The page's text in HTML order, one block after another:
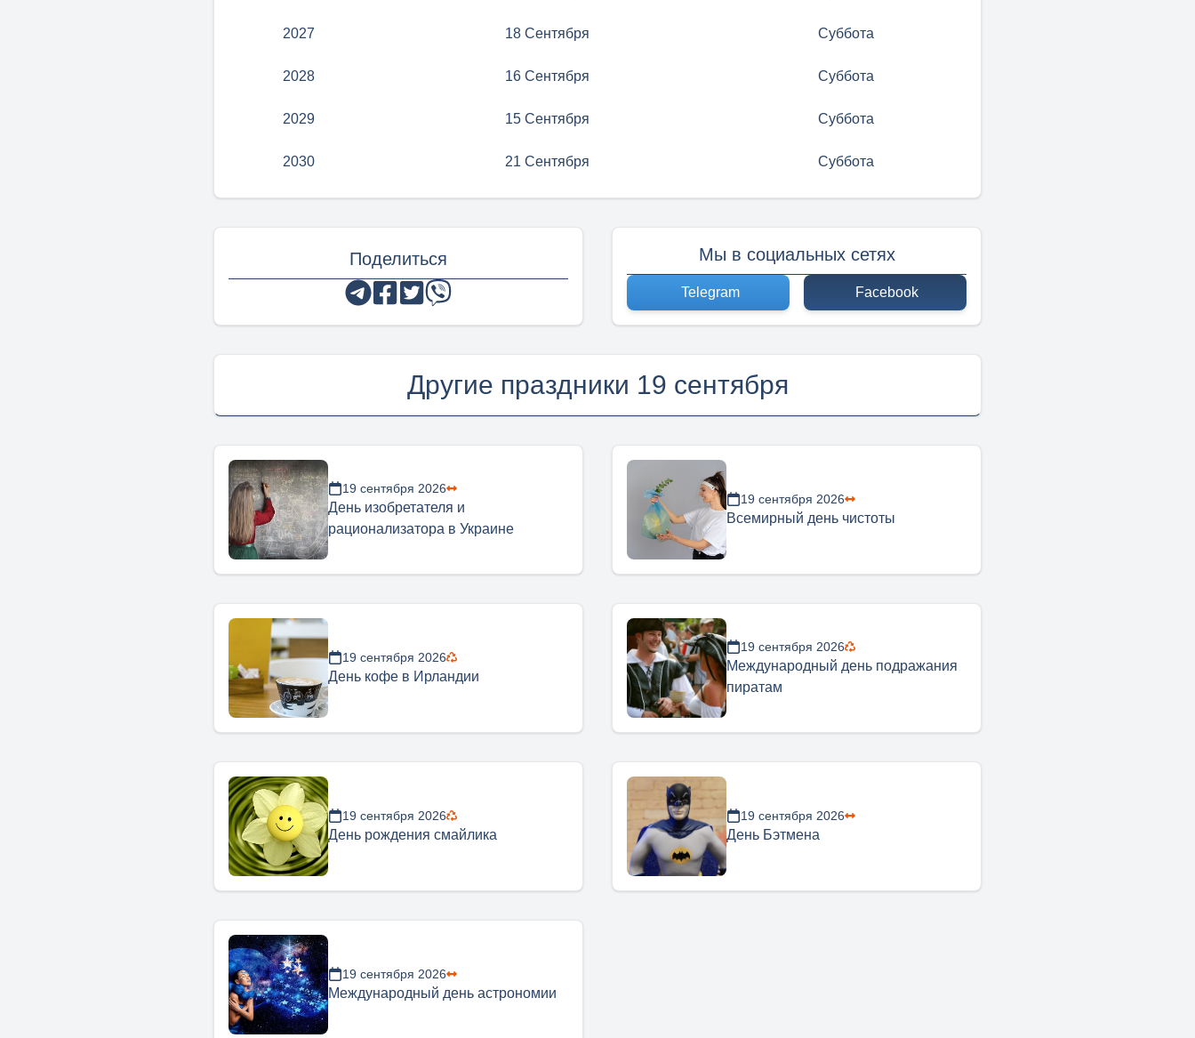
2027 18 Сентября Суббота
2028 16 Сентября Суббота
2029 15 Сентября Суббота
2030 21 Сентября Суббота
Поделиться Мы в социальных сетях
Telegram Facebook
Другие праздники 19 сентября
19 сентября 2026
День изобретателя и
рационализатора в Украине
19 сентября 2026
Всемирный день чистоты
19 сентября 2026
День кофе в Ирландии
19 сентября 2026
Международный день подражания
пиратам
19 сентября 2026
День рождения смайлика
19 сентября 2026
День Бэтмена
19 сентября 2026
Международный день астрономии